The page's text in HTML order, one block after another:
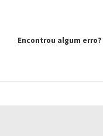
Encontrou algum erro?